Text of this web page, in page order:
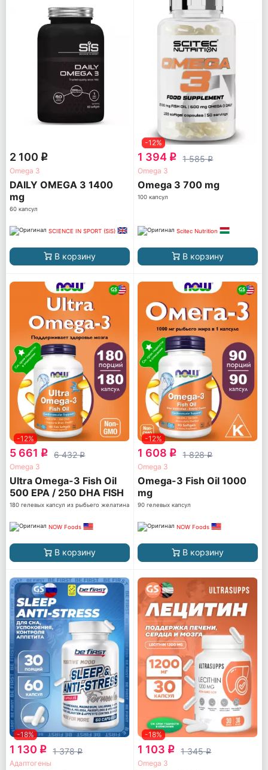
2 100 q
Omega 3
DAILY OMEGA 3 1400
mg
60 капсул
SCIENCE IN SPORT (SiS)
В корзину
-12%
1 394 q 1 585q
Omega 3
Omega 3 700 mg
100 капсул
Scitec Nutrition
В корзину
-12%
5 661 q 6 432q
Omega 3
Ultra Omega-3 Fish Oil
500 EPA / 250 DHA FISH
GELATIN
180 гелевых капсул из рыбьего желатина
NOW Foods
В корзину
-12%
1 608 q 1 828q
Omega 3
Omega-3 Fish Oil 1000
mg
90 гелевых капсул
NOW Foods
В корзину
-18%
1 130 q 1 378q
Адаптогены
-18%
1 103 q 1 345q
Omega 3